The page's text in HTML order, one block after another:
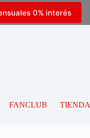
0% interés
FANCLUB TIENDA